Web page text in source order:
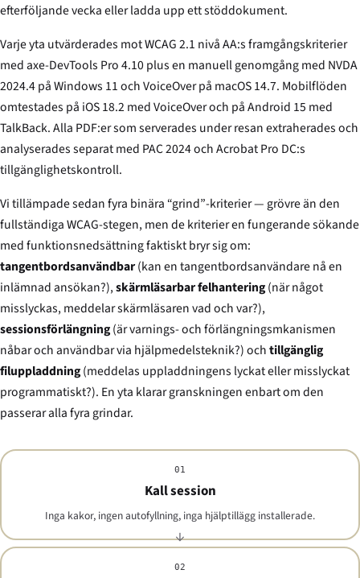
efterföljande vecka eller ladda upp ett stöddokument.
Varje yta utvärderades mot WCAG 2.1 nivå AA:s framgångskriterier
med axe-DevTools Pro 4.10 plus en manuell genomgång med NVDA
2024.4 på Windows 11 och VoiceOver på macOS 14.7. Mobilflöden
omtestades på iOS 18.2 med VoiceOver och på Android 15 med
TalkBack. Alla PDF:er som serverades under resan extraherades och
analyserades separat med PAC 2024 och Acrobat Pro DC:s
tillgänglighetskontroll.
Vi tillämpade sedan fyra binära “grind”-kriterier — grövre än den
fullständiga WCAG-stegen, men de kriterier en fungerande sökande
med funktionsnedsättning faktiskt bryr sig om:
tangentbordsanvändbar(kan en tangentbordsanvändare nå en
inlämnad ansökan?),skärmläsarbar felhantering(när något
misslyckas, meddelar skärmläsaren vad och var?),
sessionsförlängning(är varnings- och förlängningsmkanismen
nåbar och användbar via hjälpmedelsteknik?) ochtillgänglig
filuppladdning(meddelas uppladdningens lyckat eller misslyckat
programmatiskt?). En yta klarar granskningen enbart om den
passerar alla fyra grindar.
01
Kall session
Inga kakor, ingen autofyllning, inga hjälptillägg installerade.
02